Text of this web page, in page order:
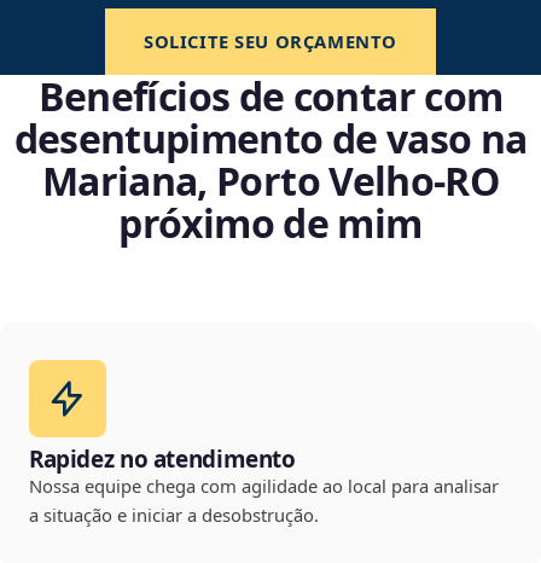
SOLICITE SEU ORÇAMENTO
Benefícios de contar com
desentupimento de vaso na
Mariana, Porto Velho‑RO
próximo de mim
Rapidez no atendimento
Nossa equipe chega com agilidade ao local para analisar
a situação e iniciar a desobstrução.